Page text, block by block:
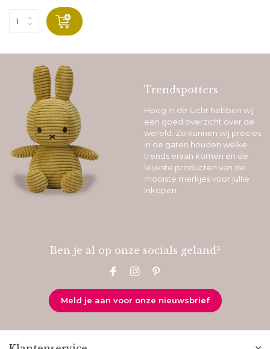
Trendspotters
Hoog in de lucht hebben wij
een goed overzicht over de
wereld. Zo kunnen wij precies
in de gaten houden welke
trends eraan komen en de
leukste producten van de
mooiste merkjes voor jullie
inkopen.
Ben je al op onze socials geland?
Meld je aan voor onze nieuwsbrief